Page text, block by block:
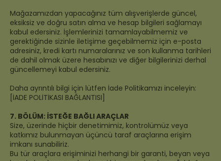
Mağazamızdan yapacağınız tüm alışverişlerde güncel,
eksiksiz ve doğru satın alma ve hesap bilgileri sağlamayı
kabul edersiniz. İşlemlerinizi tamamlayabilmemiz ve
gerektiğinde sizinle iletişime geçebilmemiz için e-posta
adresiniz, kredi kartı numaralarınız ve son kullanma tarihleri
de dahil olmak üzere hesabınızı ve diğer bilgilerinizi derhal
güncellemeyi kabul edersiniz.
Daha ayrıntılı bilgi için lütfen İade Politikamızı inceleyin:
[İADE POLİTİKASI BAĞLANTISI]
7. BÖLÜM: İSTEĞE BAĞLI ARAÇLAR
Size, üzerinde hiçbir denetimimiz, kontrolümüz veya
katkımız bulunmayan üçüncü taraf araçlarına erişim
imkanı sunabiliriz.
Bu tür araçlara erişiminizi herhangi bir garanti, beyan veya